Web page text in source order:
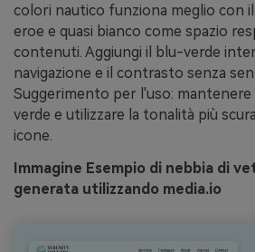
colori nautico funziona meglio con
eroe e quasi bianco come spazio
contenuti. Aggiungi il blu-verde
navigazione e il contrasto senza
Suggerimento per l'uso:
verde e utilizzare la tonalità più
icone.
Immagine Esempio di nebbia di
generata utilizzando media.io